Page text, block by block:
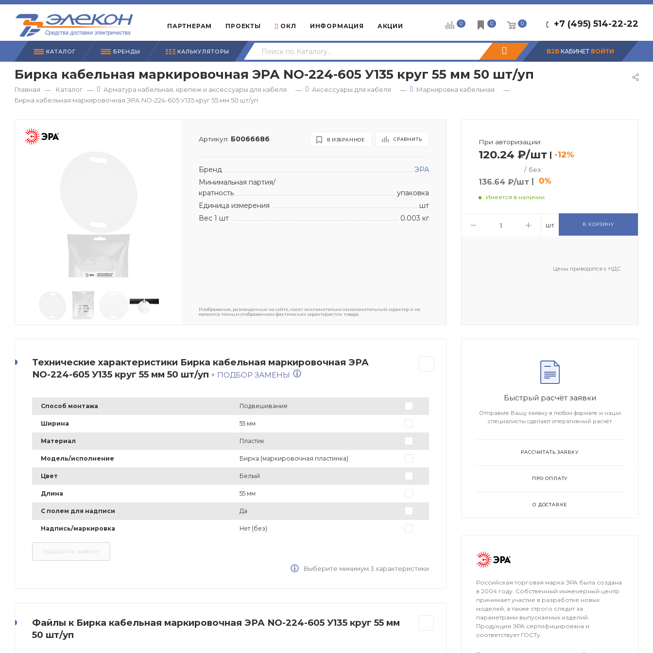
ПАРТНЕРАМ ПРОЕКТЫ ОКЛ ИНФОРМАЦИЯ АКЦИИ +7 (495) 514-22-22
0 0 0
B2B КАБИНЕТ ВОЙТИ
КАТАЛОГ БРЕНДЫ КАЛЬКУЛЯТОРЫ
Бирка кабельная маркировочная ЭРА NO-224-605 У135 круг 55 мм 50 шт/уп
Главная — Каталог — Арматура кабельная, крепеж и аксессуары для кабеля — Аксессуары для кабеля — Маркировка кабельная
—
Бирка кабельная маркировочная ЭРА NO-224-605 У135 круг 55 мм 50 шт/уп
Артикул: Б0066686 В ИЗБРАННОЕ СРАВНИТЬ
Бренд
ЭРА
Минимальная партия/
кратность
упаковка
Единица измерения
шт
Вес 1 шт
0.003 кг
Изображения, размещенные на сайте, носят исключительно ознакомительный характер и не
являются точным отображением фактических характеристик товара.
При авторизации:
120.24 ₽/шт | -12%
/ без:
136.64 ₽/шт | 0%
Имеется в наличии
шт В КОРЗИНУ
Цены приводятся с НДС
Технические характеристики Бирка кабельная маркировочная ЭРА
NO-224-605 У135 круг 55 мм 50 шт/уп + ПОДБОР ЗАМЕНЫ
Способ монтажа Подвешивание
Ширина 55 мм
Материал Пластик
Модель/исполнение Бирка (маркировочная пластинка)
Цвет Белый
Длина 55 мм
С полем для надписи Да
Надпись/маркировка Нет (без)
Выберите минимум 3 характеристики
Файлы к Бирка кабельная маркировочная ЭРА NO-224-605 У135 круг 55 мм
50 шт/уп
Быстрый расчёт заявки
Отправьте Вашу заявку в любом формате и наши
специалисты сделают оперативный расчёт
РАССЧИТАТЬ ЗАЯВКУ
ПРО ОПЛАТУ
О ДОСТАВКЕ
Российская торговая марка ЭРА была создана
в 2004 году. Собственный инженерный центр
принимает участие в разработке новых
моделей, а также строго следит за
параметрами выпускаемых изделий.
Продукция ЭРА сертифицирована и
соответствует ГОСТу.